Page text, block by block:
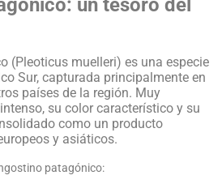
(Pleoticus muelleri) es una especie
Sur, capturada principalmente en
países de la región. Muy
su color característico y su
como un producto
y asiáticos.
patagónico: